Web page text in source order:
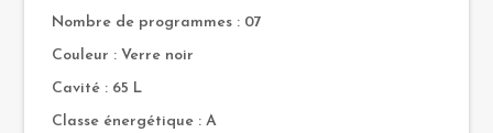
Nombre de programmes : 07
Couleur : Verre noir
Cavité : 65 L
Classe énergétique : A